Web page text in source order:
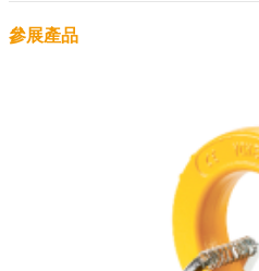
參展產品